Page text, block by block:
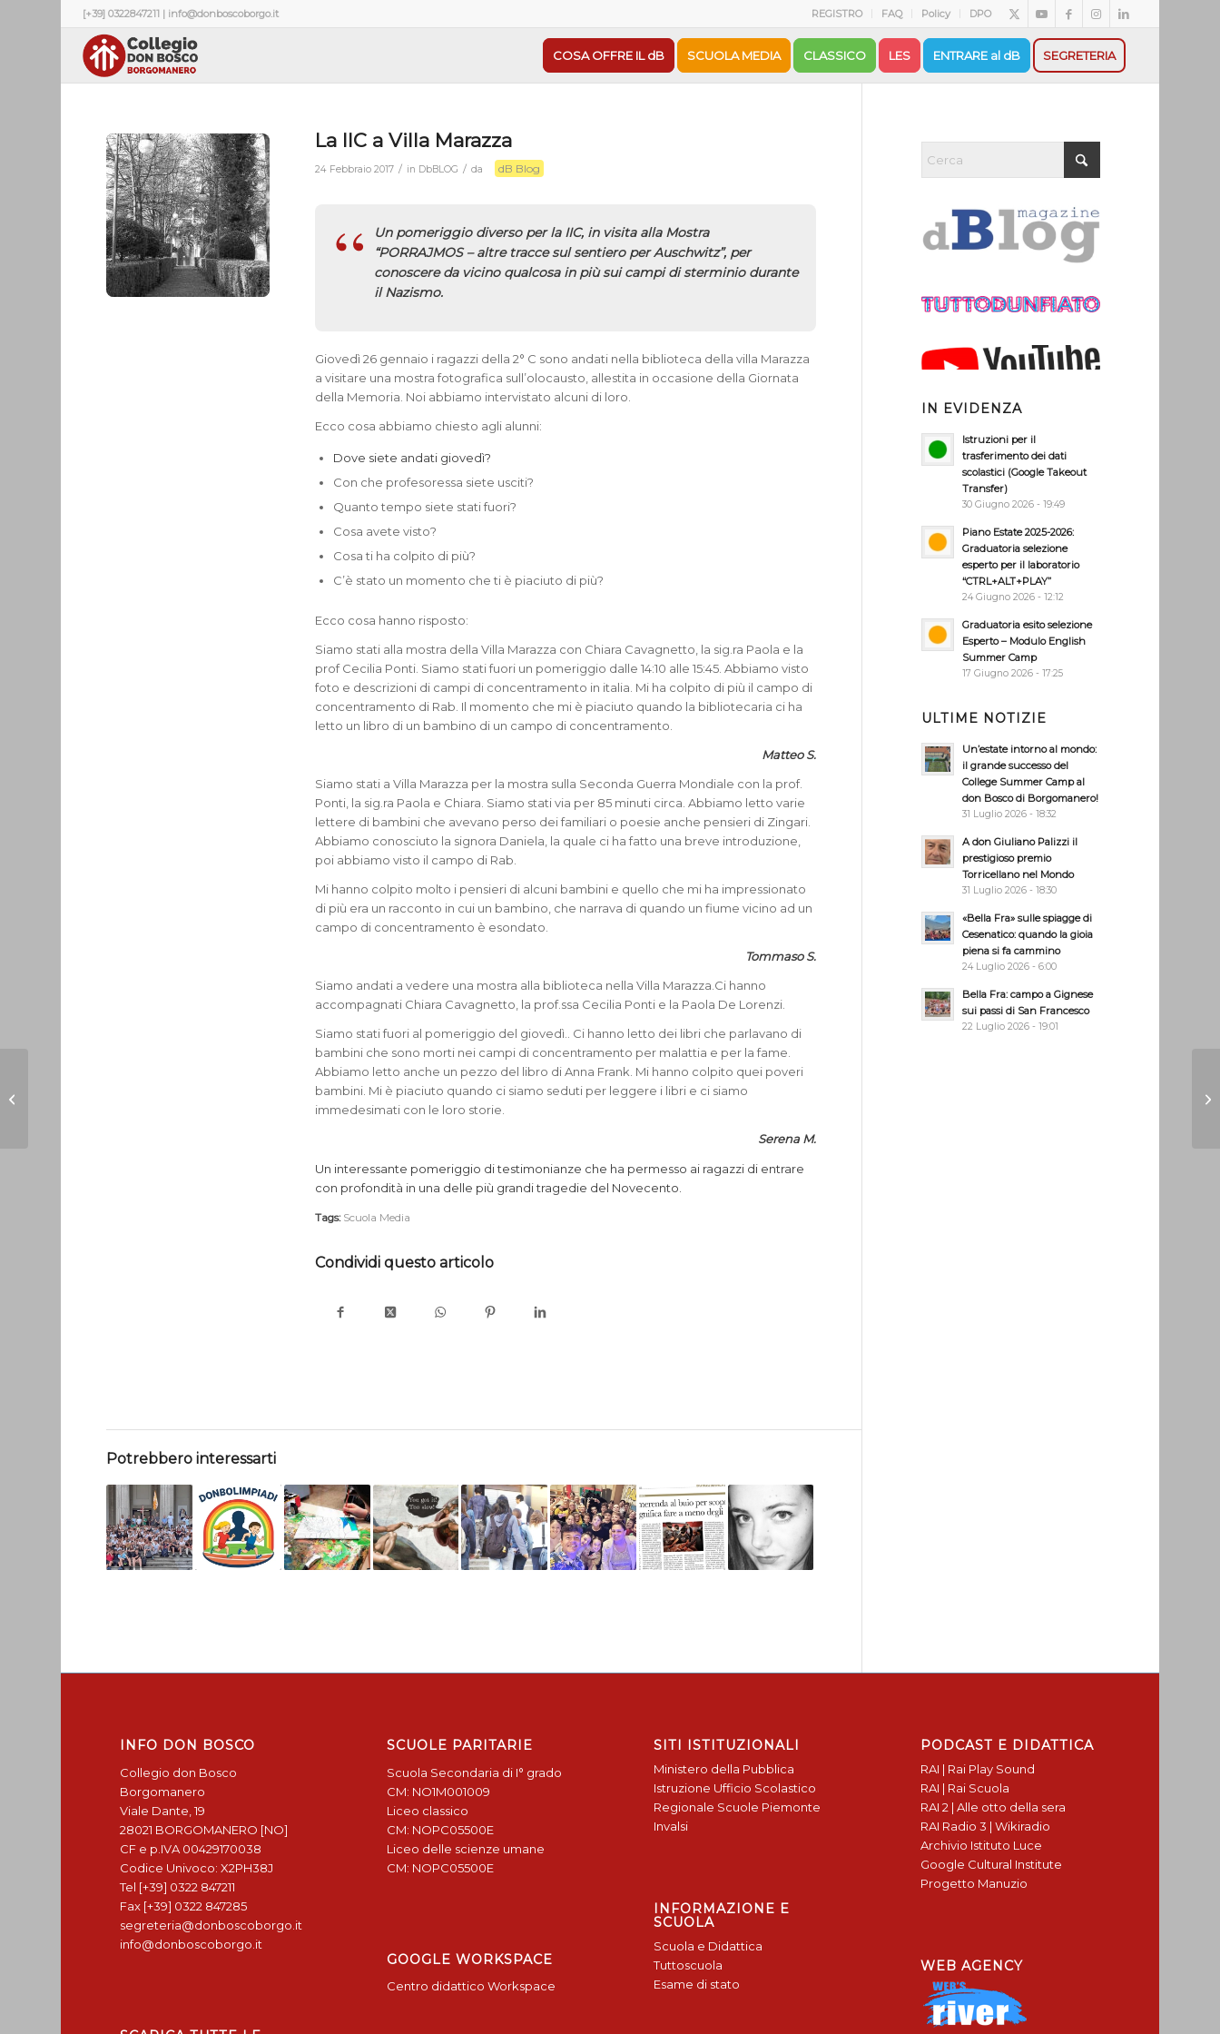
REGISTRO FAQ Policy DPO
[+39] 0322847211 | info@donboscoborgo.it
COSA OFFRE IL dB SCUOLA MEDIA CLASSICO LES ENTRARE al dB SEGRETERIA
La IIC a Villa Marazza
24 Febbraio 2017 / in DbBLOG / da dB Blog
Un pomeriggio diverso per la IIC, in visita alla Mostra
“PORRAJMOS – altre tracce sul sentiero per Auschwitz”, per
conoscere da vicino qualcosa in più sui campi di sterminio durante
il Nazismo.
Giovedì 26 gennaio i ragazzi della 2° C sono andati nella biblioteca della villa Marazza
a visitare una mostra fotografica sull’olocausto, allestita in occasione della Giornata
della Memoria. Noi abbiamo intervistato alcuni di loro.
Ecco cosa abbiamo chiesto agli alunni:
Dove siete andati giovedì?
Con che profesoressa siete usciti?
Quanto tempo siete stati fuori?
Cosa avete visto?
Cosa ti ha colpito di più?
C’è stato un momento che ti è piaciuto di più?
Ecco cosa hanno risposto:
Siamo stati alla mostra della Villa Marazza con Chiara Cavagnetto, la sig.ra Paola e la
prof Cecilia Ponti. Siamo stati fuori un pomeriggio dalle 14:10 alle 15:45. Abbiamo visto
foto e descrizioni di campi di concentramento in italia. Mi ha colpito di più il campo di
concentramento di Rab. Il momento che mi è piaciuto quando la bibliotecaria ci ha
letto un libro di un bambino di un campo di concentramento.
Matteo S.
Siamo stati a Villa Marazza per la mostra sulla Seconda Guerra Mondiale con la prof.
Ponti, la sig.ra Paola e Chiara. Siamo stati via per 85 minuti circa. Abbiamo letto varie
lettere di bambini che avevano perso dei familiari o poesie anche pensieri di Zingari.
Abbiamo conosciuto la signora Daniela, la quale ci ha fatto una breve introduzione,
poi abbiamo visto il campo di Rab.
Mi hanno colpito molto i pensieri di alcuni bambini e quello che mi ha impressionato
di più era un racconto in cui un bambino, che narrava di quando un fiume vicino ad un
campo di concentramento è esondato.
Tommaso S.
Siamo andati a vedere una mostra alla biblioteca nella Villa Marazza.Ci hanno
accompagnati Chiara Cavagnetto, la prof.ssa Cecilia Ponti e la Paola De Lorenzi.
Siamo stati fuori al pomeriggio del giovedì.. Ci hanno letto dei libri che parlavano di
bambini che sono morti nei campi di concentramento per malattia e per la fame.
Abbiamo letto anche un pezzo del libro di Anna Frank. Mi hanno colpito quei poveri
bambini. Mi è piaciuto quando ci siamo seduti per leggere i libri e ci siamo
immedesimati con le loro storie.
Serena M.
Un interessante pomeriggio di testimonianze che ha permesso ai ragazzi di entrare
con profondità in una delle più grandi tragedie del Novecento.
Tags: Scuola Media
Condividi questo articolo
Potrebbero interessarti
IN EVIDENZA
Istruzioni per il
trasferimento dei dati
scolastici (Google Takeout
Transfer)
30 Giugno 2026 - 19:49
Piano Estate 2025-2026:
Graduatoria selezione
esperto per il laboratorio
“CTRL+ALT+PLAY”
24 Giugno 2026 - 12:12
Graduatoria esito selezione
Esperto – Modulo English
Summer Camp
17 Giugno 2026 - 17:25
ULTIME NOTIZIE
Un’estate intorno al mondo:
il grande successo del
College Summer Camp al
don Bosco di Borgomanero!
31 Luglio 2026 - 18:32
A don Giuliano Palizzi il
prestigioso premio
Torricellano nel Mondo
31 Luglio 2026 - 18:30
«Bella Fra» sulle spiagge di
Cesenatico: quando la gioia
piena si fa cammino
24 Luglio 2026 - 6:00
Bella Fra: campo a Gignese
sui passi di San Francesco
22 Luglio 2026 - 19:01
INFO DON BOSCO
Collegio don Bosco
Borgomanero
Viale Dante, 19
28021 BORGOMANERO [NO]
CF e p.IVA 00429170038
Codice Univoco: X2PH38J
Tel [+39] 0322 847211
Fax [+39] 0322 847285
segreteria@donboscoborgo.it
info@donboscoborgo.it
SCUOLE PARITARIE
Scuola Secondaria di I° grado
CM: NO1M001009
Liceo classico
CM: NOPC05500E
Liceo delle scienze umane
CM: NOPC05500E
GOOGLE WORKSPACE
Centro didattico Workspace
SITI ISTITUZIONALI
Ministero della Pubblica
Istruzione Ufficio Scolastico
Regionale Scuole Piemonte
Invalsi
INFORMAZIONE E
SCUOLA
Scuola e Didattica
Tuttoscuola
Esame di stato
PODCAST E DIDATTICA
RAI | Rai Play Sound
RAI | Rai Scuola
RAI 2 | Alle otto della sera
RAI Radio 3 | Wikiradio
Archivio Istituto Luce
Google Cultural Institute
Progetto Manuzio
WEB AGENCY